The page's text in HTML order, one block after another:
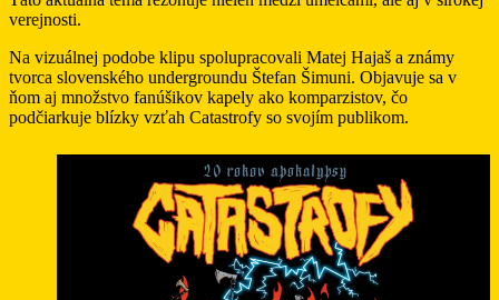
verejnosti.
Na vizuálnej podobe klipu spolupracovali Matej Hajaš a známy
tvorca slovenského undergroundu Štefan Šimuni. Objavuje sa v
ňom aj množstvo fanúšikov kapely ako komparzistov, čo
podčiarkuje blízky vzťah Catastrofy so svojím publikom.